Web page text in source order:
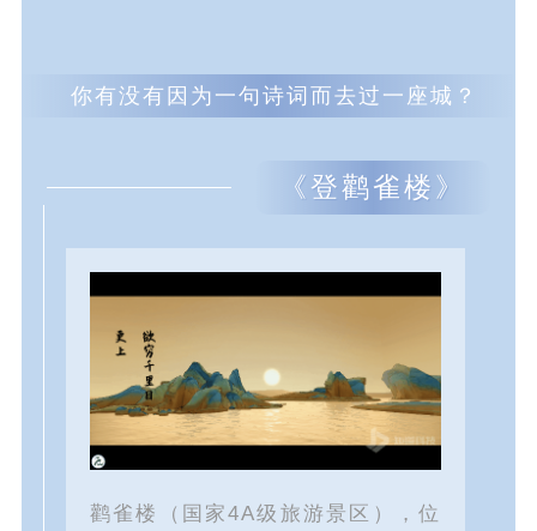
你有没有因为一句诗词 而去过一座城？
《登鹳雀楼》
鹳雀楼（国家4A级旅游景区），位